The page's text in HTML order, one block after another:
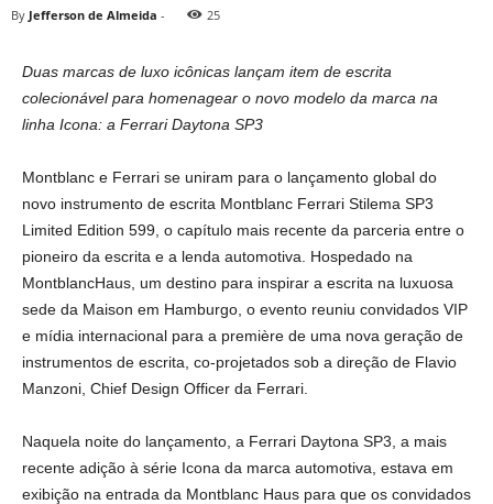
By Jefferson de Almeida - 25
Duas marcas de luxo icônicas lançam item de escrita
colecionável para homenagear o novo modelo da marca na
linha Icona: a Ferrari Daytona SP3
Montblanc e Ferrari se uniram para o lançamento global do
novo instrumento de escrita Montblanc Ferrari Stilema SP3
Limited Edition 599, o capítulo mais recente da parceria entre o
pioneiro da escrita e a lenda automotiva. Hospedado na
MontblancHaus, um destino para inspirar a escrita na luxuosa
sede da Maison em Hamburgo, o evento reuniu convidados VIP
e mídia internacional para a première de uma nova geração de
instrumentos de escrita, co-projetados sob a direção de Flavio
Manzoni, Chief Design Officer da Ferrari.
Naquela noite do lançamento, a Ferrari Daytona SP3, a mais
recente adição à série Icona da marca automotiva, estava em
exibição na entrada da Montblanc Haus para que os convidados